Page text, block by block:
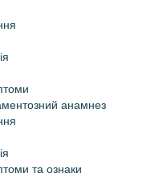
анамнез
та ознаки